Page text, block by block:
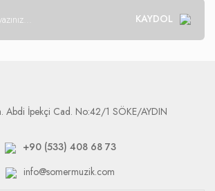
KAYDOL
Abdi İpekçi Cad. No:42/1 SÖKE/AYDIN
+90 (533) 408 68 73
info@somermuzik.com